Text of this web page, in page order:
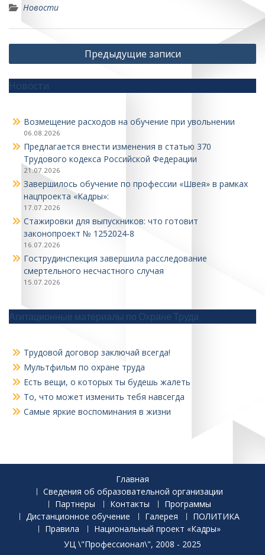
Новости
Навигация
по
записям
Предыдущие записи
Новости
Возмещение расходов на обучение при увольнении
06.08.2026
Предлагается внести изменения в статью 370
Трудового кодекса Российской Федерации
21.07.2026
Завершилось обучение по профессии «Швея» в рамках
нацпроекта «Кадры»:
17.07.2026
Стажировки для выпускников: что готовит
законопроект № 1252024‑8
16.07.2026
Гострудинспекция завершила расследование
смертельного несчастного случая
15.07.2026
Агитационные материалы по Охране Труда
Трудовой договор заключай всегда!
Мультфильм по охране труда
Есть вещи, о которых ты будешь жалеть
То, что может изменить тебя навсегда
Самые яркие воспоминания в жизни
Главная
Сведения об образовательной организации
Партнеры
Контакты
Программы
Дистанционное обучение
Галерея
ПОЛИТИКА
Правила
Национальный проект «Кадры»
УЦ \"Профессионал\", 2008 - 2025